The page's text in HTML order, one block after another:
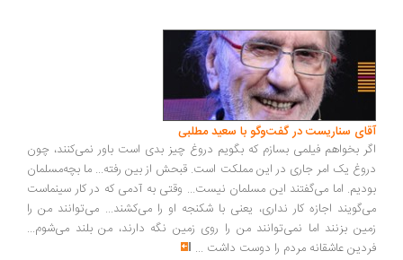
سناریست در گفت‌وگو با سعید مطلبی
بخواهم فیلمی بسازم که بگویم دروغ چیز بدی است باور نمی‌کنند، چون
یک امر جاری در این مملکت است. قبحش از بین رفته... ما بچه‌مسلمان
اما می‌گفتند این مسلمان نیست... وقتی به آدمی که در کار سینماست
اجازه کار نداری، یعنی با شکنجه او را می‌کشند... می‌توانند من را
بزنند اما نمی‌توانند من را روی زمین نگه دارند، من بلند می‌شوم...
عاشقانه مردم را دوست داشت ...